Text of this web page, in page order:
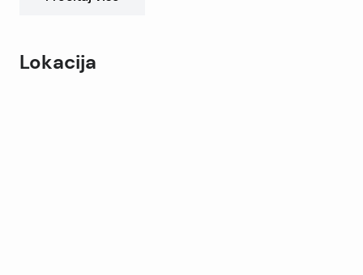
namještaj i kućanske uređaje (noviji).
Lokacija